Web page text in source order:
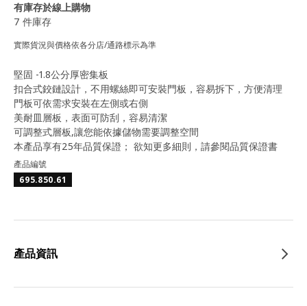
有庫存於線上購物
7 件庫存
實際貨況與價格依各分店/通路標示為準
堅固 -1.8公分厚密集板
扣合式鉸鏈設計，不用螺絲即可安裝門板，容易拆下，方便清理
門板可依需求安裝在左側或右側
美耐皿層板，表面可防刮，容易清潔
可調整式層板,讓您能依據儲物需要調整空間
本產品享有25年品質保證； 欲知更多細則，請參閱品質保證書
產品編號
695.850.61
產品資訊